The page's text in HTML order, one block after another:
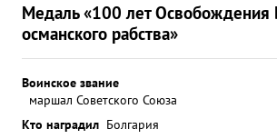
Медаль «100 лет Освобождения
османского рабства»
Воинское звание
маршал Советского Союза
Кто наградил Болгария